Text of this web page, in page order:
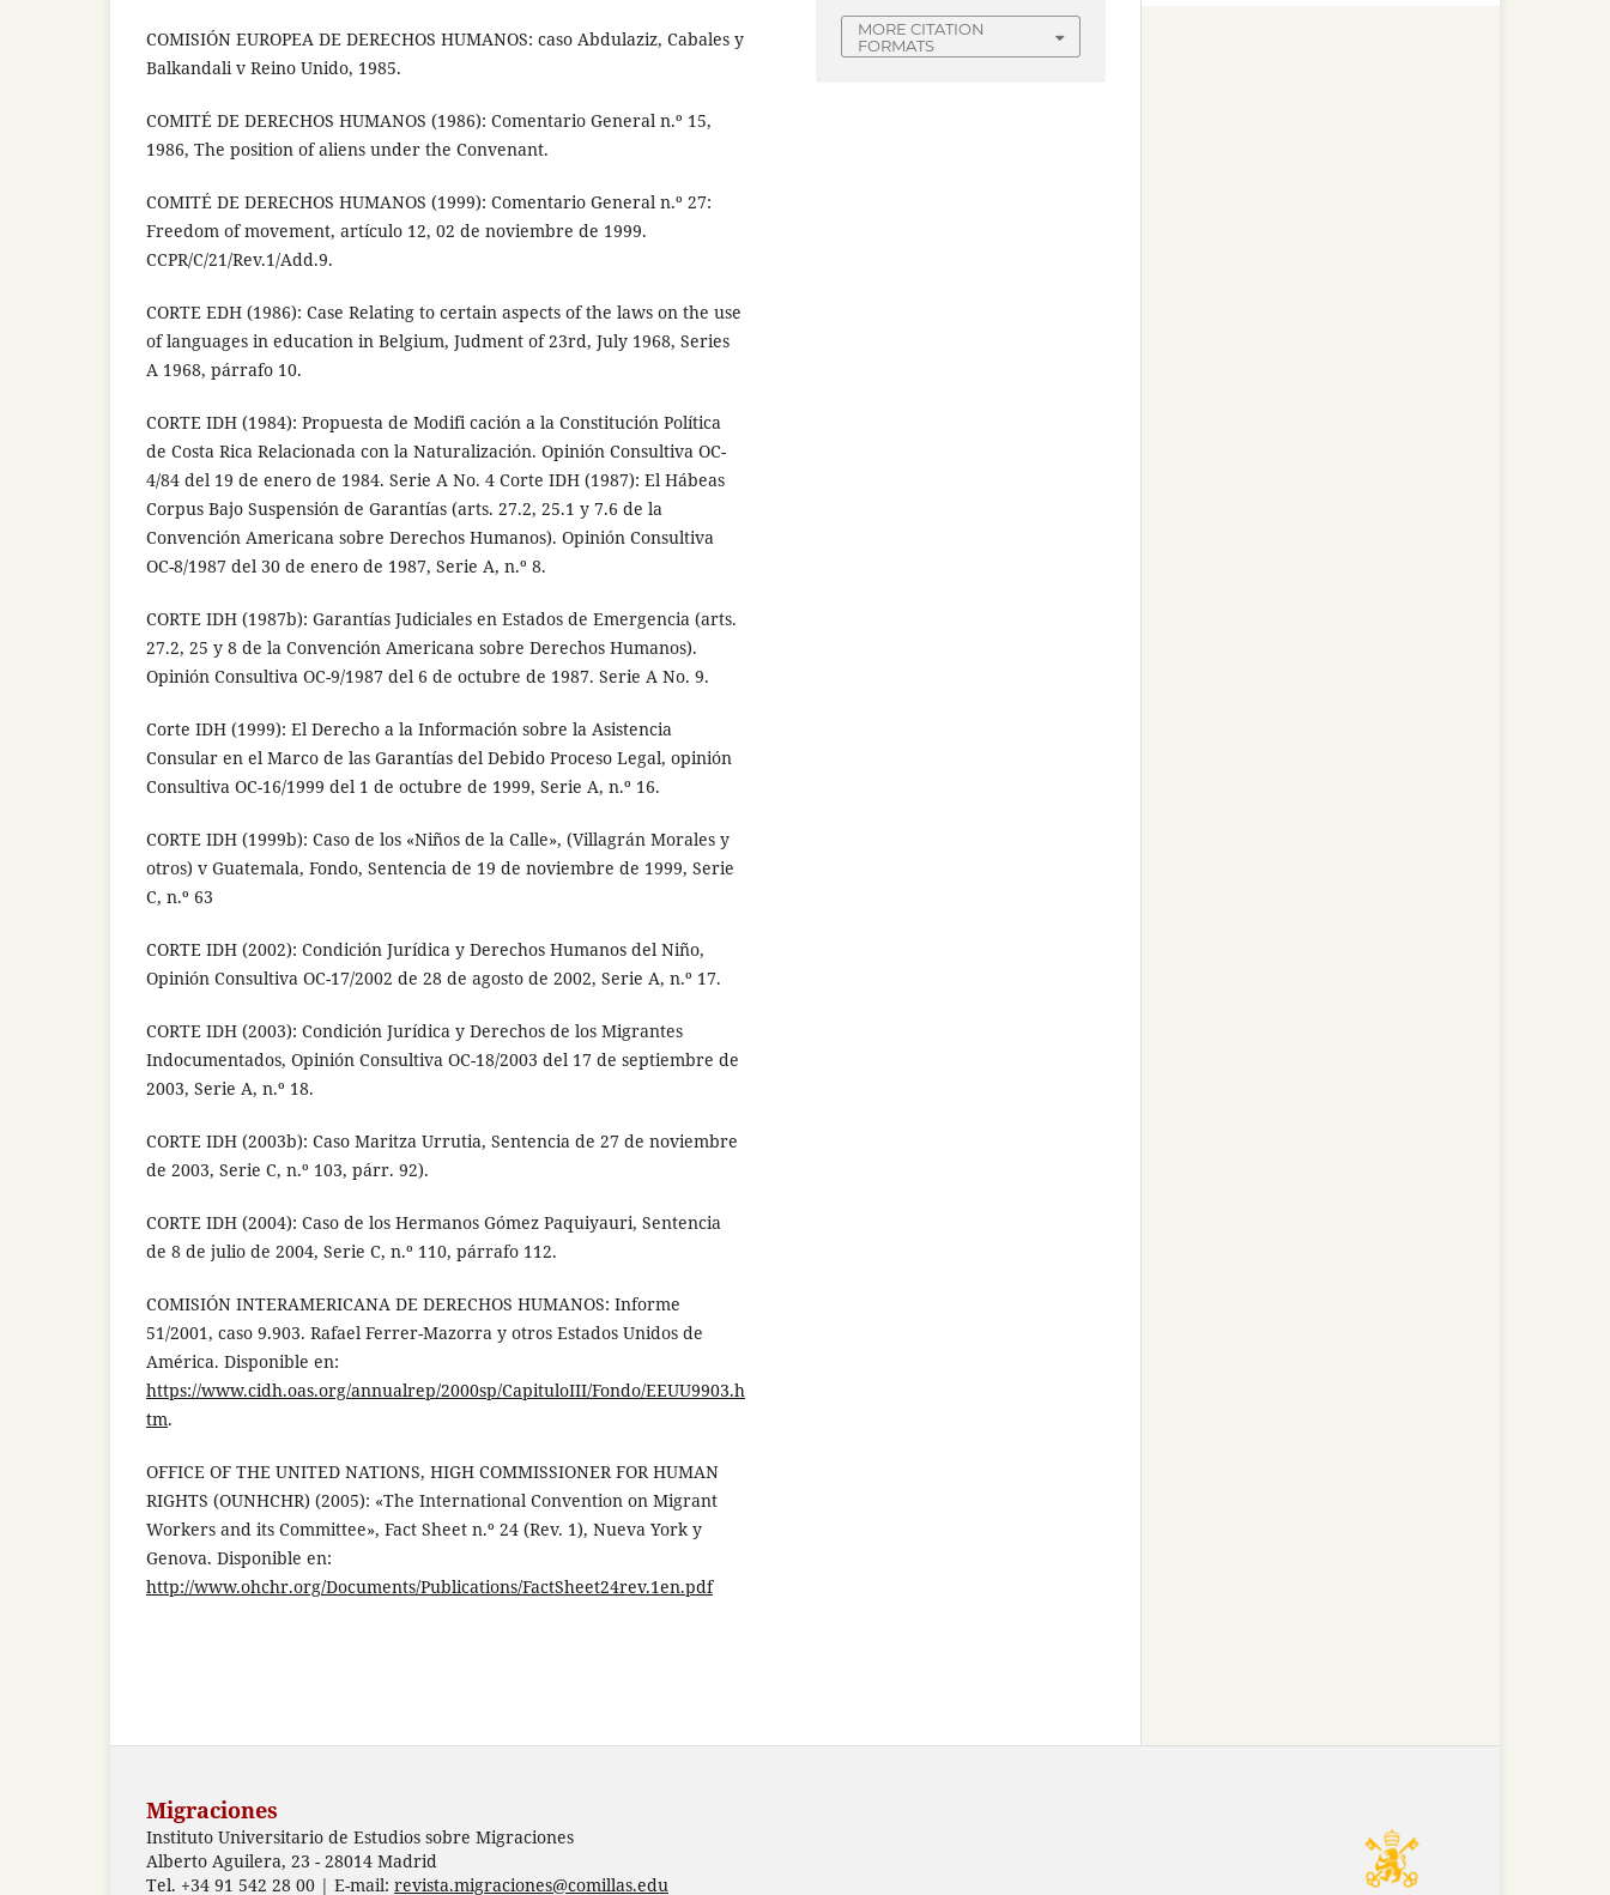
COMISIÓN EUROPEA DE DERECHOS HUMANOS: caso Abdulaziz, Cabales y
Balkandali v Reino Unido, 1985.
COMITÉ DE DERECHOS HUMANOS (1986): Comentario General n.º 15,
1986, The position of aliens under the Convenant.
COMITÉ DE DERECHOS HUMANOS (1999): Comentario General n.º 27:
Freedom of movement, artículo 12, 02 de noviembre de 1999.
CCPR/C/21/Rev.1/Add.9.
CORTE EDH (1986): Case Relating to certain aspects of the laws on the use
of languages in education in Belgium, Judment of 23rd, July 1968, Series
A 1968, párrafo 10.
CORTE IDH (1984): Propuesta de Modifi cación a la Constitución Política
de Costa Rica Relacionada con la Naturalización. Opinión Consultiva OC-
4/84 del 19 de enero de 1984. Serie A No. 4 Corte IDH (1987): El Hábeas
Corpus Bajo Suspensión de Garantías (arts. 27.2, 25.1 y 7.6 de la
Convención Americana sobre Derechos Humanos). Opinión Consultiva
OC-8/1987 del 30 de enero de 1987, Serie A, n.º 8.
CORTE IDH (1987b): Garantías Judiciales en Estados de Emergencia (arts.
27.2, 25 y 8 de la Convención Americana sobre Derechos Humanos).
Opinión Consultiva OC-9/1987 del 6 de octubre de 1987. Serie A No. 9.
Corte IDH (1999): El Derecho a la Información sobre la Asistencia
Consular en el Marco de las Garantías del Debido Proceso Legal, opinión
Consultiva OC-16/1999 del 1 de octubre de 1999, Serie A, n.º 16.
CORTE IDH (1999b): Caso de los «Niños de la Calle», (Villagrán Morales y
otros) v Guatemala, Fondo, Sentencia de 19 de noviembre de 1999, Serie
C, n.º 63
CORTE IDH (2002): Condición Jurídica y Derechos Humanos del Niño,
Opinión Consultiva OC-17/2002 de 28 de agosto de 2002, Serie A, n.º 17.
CORTE IDH (2003): Condición Jurídica y Derechos de los Migrantes
Indocumentados, Opinión Consultiva OC-18/2003 del 17 de septiembre de
2003, Serie A, n.º 18.
CORTE IDH (2003b): Caso Maritza Urrutia, Sentencia de 27 de noviembre
de 2003, Serie C, n.º 103, párr. 92).
CORTE IDH (2004): Caso de los Hermanos Gómez Paquiyauri, Sentencia
de 8 de julio de 2004, Serie C, n.º 110, párrafo 112.
COMISIÓN INTERAMERICANA DE DERECHOS HUMANOS: Informe
51/2001, caso 9.903. Rafael Ferrer-Mazorra y otros Estados Unidos de
América. Disponible en:
https://www.cidh.oas.org/annualrep/2000sp/CapituloIII/Fondo/EEUU9903.h
tm.
OFFICE OF THE UNITED NATIONS, HIGH COMMISSIONER FOR HUMAN
RIGHTS (OUNHCHR) (2005): «The International Convention on Migrant
Workers and its Committee», Fact Sheet n.º 24 (Rev. 1), Nueva York y
Genova. Disponible en:
http://www.ohchr.org/Documents/Publications/FactSheet24rev.1en.pdf
MORE CITATION
FORMATS
Migraciones
Instituto Universitario de Estudios sobre Migraciones
Alberto Aguilera, 23 - 28014 Madrid
Tel. +34 91 542 28 00 | E-mail: revista.migraciones@comillas.edu